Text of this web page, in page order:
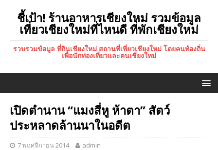
ชี้เป้า! ร้านอาหารเชียงใหม่ รวมข้อมูล
เที่ยวเชียงใหม่ที่ไหนดี ที่พักเชียงใหม่
รวบรวมข้อมูล ที่กินเชียงใหม่ สถานที่เที่ยวเชียงใหม่ โดยคนท้องถิ่น
เพื่อนักท่องเที่ยวและคนเชียงใหม่
เปิดตำนาน “แมงสี่หู ห้าตา” สัตว์
ประหลาดล้านนาในอดีต
7 พฤศจิกายน 2014 admin